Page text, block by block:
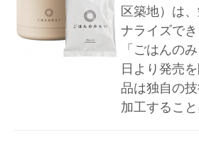
区築地）は
ナライズでき
「ごはんの
日より発売
品は独自の
加工するこ